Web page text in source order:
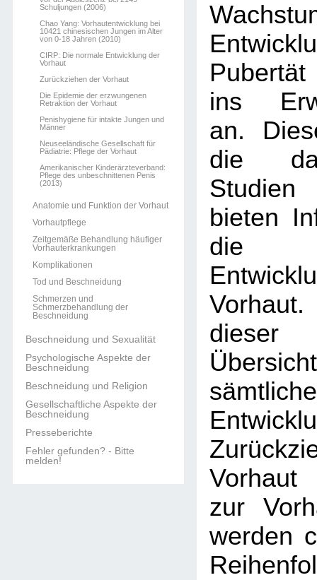
Schuljungen (2006)
Chao Yang: Vorhautentwicklung bei
10421 chinesischen Jungen im Alter
von 0-18 Jahren (2010)
CIRP: Die normale Entwicklung der
Vorhaut
Zurückziehen der Vorhaut
Die Epidemie der erzwungenen
Retraktion der Vorhaut
Penishygiene für intakte Jungen und
Männer
Neuseeländische Gesellschaft für
Pädiatrie: Pflege der Vorhaut
Amerikanischer Kinderärzteverband:
Pflege des unbeschnittenen Penis
(2013)
Anatomie und Funktion der Vorhaut
Vorhautpflege
Zeitgemäße Behandlung häufiger
Vorhauterkrankungen
Komplikationen
Tod und Beschneidung
Schmerzen und
Schmerzbehandlung der
Beschneidung
Beschneidung und Sexualität
Psychologische Aspekte der
Beschneidung
Beschneidung und Religion
Gesellschaftliche Aspekte der
Beschneidung
Presseberichte
Fehler gefunden? - Bitte
melden!
ins
an.
die
bieten
die
dieser
zur
werden